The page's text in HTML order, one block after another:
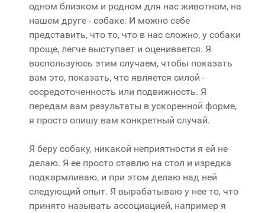
одном близком и родном для нас животном, на
нашем друге - собаке. И можно себе
представить, что то, что в нас сложно, у собаки
проще, легче выступает и оценивается. Я
воспользуюсь этим случаем, чтобы показать
вам это, показать, что является силой -
сосредоточенность или подвижность. Я
передам вам результаты в ускоренной форме,
я просто опишу вам конкретный случай.
Я беру собаку, никакой неприятности я ей не
делаю. Я ее просто ставлю на стол и изредка
подкармливаю, и при этом делаю над ней
следующий опыт. Я вырабатываю у нее то, что
принято называть ассоциацией, например я